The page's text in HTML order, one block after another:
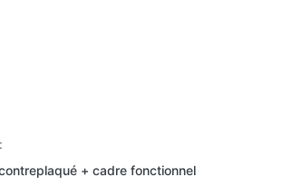
+ cadre fonctionnel